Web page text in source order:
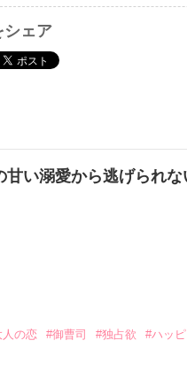
シェア
甘い溺愛から逃げられ
人の恋 #御曹司 #独占欲 #ハッ